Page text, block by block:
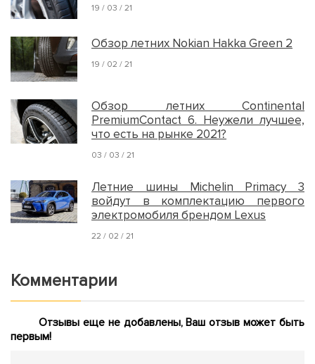
19 / 03 / 21
Обзор летних Nokian Hakka Green 2
19 / 02 / 21
Обзор летних Continental
PremiumContact 6. Неужели лучшее,
что есть на рынке 2021?
03 / 03 / 21
Летние шины Michelin Primacy 3
войдут в комплектацию первого
электромобиля брендом Lexus
22 / 02 / 21
Комментарии
Отзывы еще не добавлены, Ваш отзыв может быть
первым!